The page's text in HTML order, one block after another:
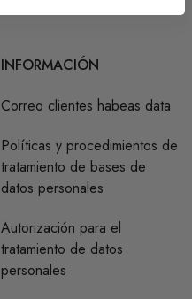
INFORMACIÓN
Correo clientes habeas data
Políticas y procedimientos de
tratamiento de bases de
datos personales
Autorización para el
tratamiento de datos
personales